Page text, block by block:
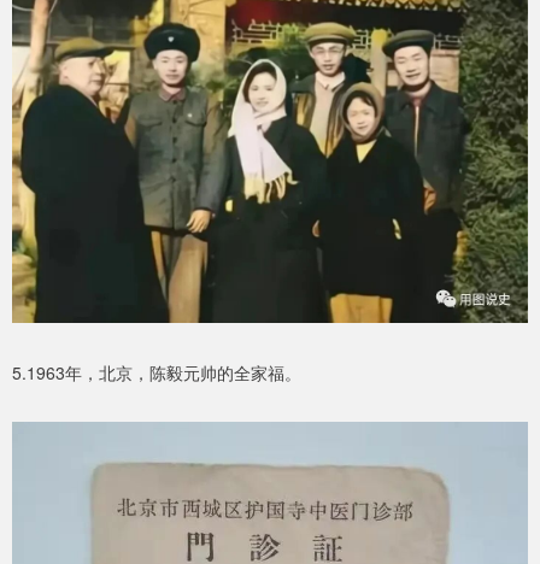
5.1963年，北京，陈毅元帅的全家福。